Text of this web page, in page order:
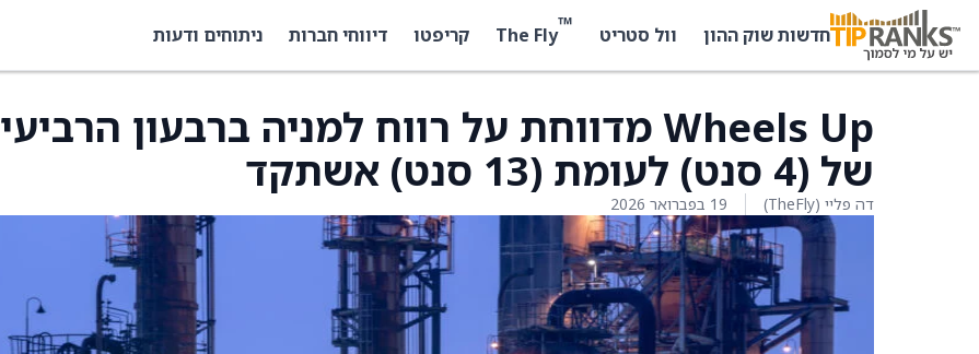
חדשות שוק ההון וול סטריט ™
The Fly קריפטו דיווחי חברות ניתוחים ודעות
Wheels Up מדווחת על רווח למניה ברבעון הרביעי
של (4 סנט) לעומת (13 סנט) אשתקד
דה פליי (TheFly) 19 בפברואר 2026